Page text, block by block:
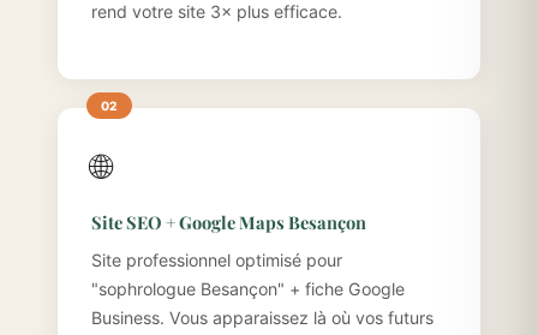
rend votre site 3× plus efficace.
🌐
Site SEO + Google Maps Besançon
Site professionnel optimisé pour
"sophrologue Besançon" + fiche Google
Business. Vous apparaissez là où vos futurs